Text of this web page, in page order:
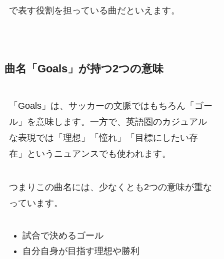
で表す役割を担っている曲だといえます。
曲名「Goals」が持つ2つの意味
「Goals」は、サッカーの文脈ではもちろん「ゴー
ル」を意味します。一方で、英語圏のカジュアル
な表現では「理想」「憧れ」「目標にしたい存
在」というニュアンスでも使われます。
つまりこの曲名には、少なくとも2つの意味が重な
っています。
試合で決めるゴール
自分自身が目指す理想や勝利